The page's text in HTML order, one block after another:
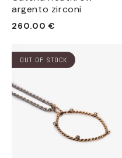
argento zirconi
Prezzo
listino
260.00 €
OUT OF STOCK